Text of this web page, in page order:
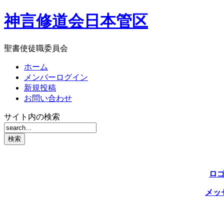
神言修道会日本管区
聖書使徒職委員会
ホーム
メンバーログイン
新規投稿
お問い合わせ
サイト内の検索
ロ
メッ